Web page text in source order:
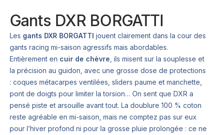
Gants DXR BORGATTI
Les gants DXR BORGATTI jouent clairement dans la cour des
gants racing mi-saison agressifs mais abordables.
Entièrement en cuir de chèvre , ils misent sur la souplesse et
la précision au guidon, avec une grosse dose de protections
: coques métacarpes ventilées, sliders paume et manchette,
pont de doigts pour limiter la torsion… On sent que DXR a
pensé piste et arsouille avant tout. La doublure 100 % coton
reste agréable en mi-saison, mais ne comptez pas sur eux
pour l’hiver profond ni pour la grosse pluie prolongée : ce ne